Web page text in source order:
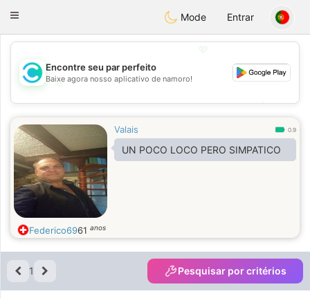
olombiaCitas
Toggle
Mode Entrar
💖
💕
Encontre seu par perfeito
Baixe agora nosso aplicativo de namoro!
Valais 0.9
UN POCO LOCO PERO SIMPATICO
Federico6961 anos
1 Pesquisar por critérios